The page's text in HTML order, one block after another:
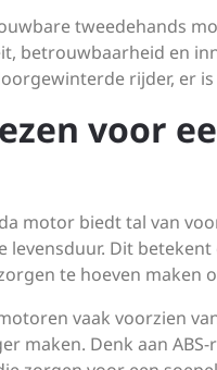
tweedehands
betrouwbaarheid en
rijder, er
voor
motor biedt tal van
levensduur. Dit
te hoeven maken
vaak voorzien
maken. Denk aan